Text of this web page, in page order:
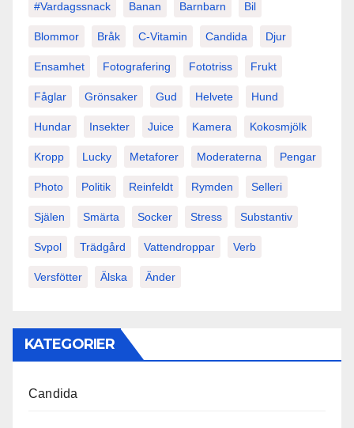
#vardagssnack Banan Barnbarn Bil
Blommor Bråk C-Vitamin Candida Djur
Ensamhet Fotografering Fototriss Frukt
Fåglar Grönsaker Gud Helvete Hund
Hundar Insekter Juice Kamera Kokosmjölk
Kropp Lucky Metaforer Moderaterna Pengar
Photo Politik Reinfeldt Rymden Selleri
Själen Smärta Socker Stress Substantiv
Svpol Trädgård Vattendroppar Verb
Versfötter Älska Änder
KATEGORIER
Candida